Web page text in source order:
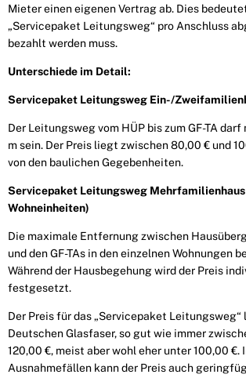
Mieter einen eigenen Vertrag ab. Dies
„Servicepaket Leitungsweg“ pro Anschluss
bezahlt werden muss.
Unterschiede im Detail:
Servicepaket Leitungsweg Ein-/
Der Leitungsweg vom HÜP bis zum GF-TA
m sein. Der Preis liegt zwischen 80,00 € und
von den baulichen Gegebenheiten.
Servicepaket Leitungsweg Mehrfamilienhaus
Wohneinheiten)
Die maximale Entfernung zwischen
und den GF-TAs in den einzelnen Wohnungen
Während der Hausbegehung wird der Preis
festgesetzt.
Der Preis für das „Servicepaket
Deutschen Glasfaser, so gut wie immer
120,00 €, meist aber wohl eher unter 100,00 €.
Ausnahmefällen kann der Preis auch